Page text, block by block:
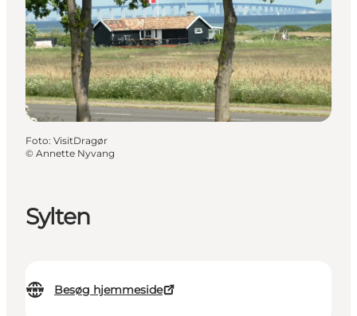
Natur & Friluftsliv
For børn
Praktisk
Sylten
Besøg hjemmeside
Foto: VisitDragør
© Annette Nyvang